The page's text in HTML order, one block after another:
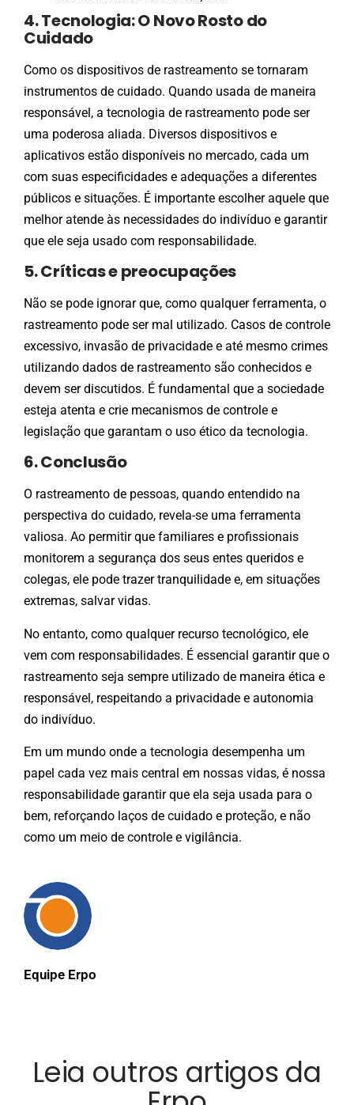
Equipe Erpo
4. Tecnologia: O Novo Rosto do
Cuidado
Como os dispositivos de rastreamento se tornaram
instrumentos de cuidado. Quando usada de maneira
responsável, a tecnologia de rastreamento pode ser
uma poderosa aliada. Diversos dispositivos e
aplicativos estão disponíveis no mercado, cada um
com suas especificidades e adequações a diferentes
públicos e situações. É importante escolher aquele que
melhor atende às necessidades do indivíduo e garantir
que ele seja usado com responsabilidade.
5. Críticas e preocupações
Não se pode ignorar que, como qualquer ferramenta, o
rastreamento pode ser mal utilizado. Casos de controle
excessivo, invasão de privacidade e até mesmo crimes
utilizando dados de rastreamento são conhecidos e
devem ser discutidos. É fundamental que a sociedade
esteja atenta e crie mecanismos de controle e
legislação que garantam o uso ético da tecnologia.
6. Conclusão
O rastreamento de pessoas, quando entendido na
perspectiva do cuidado, revela-se uma ferramenta
valiosa. Ao permitir que familiares e profissionais
monitorem a segurança dos seus entes queridos e
colegas, ele pode trazer tranquilidade e, em situações
extremas, salvar vidas.
No entanto, como qualquer recurso tecnológico, ele
vem com responsabilidades. É essencial garantir que o
rastreamento seja sempre utilizado de maneira ética e
responsável, respeitando a privacidade e autonomia
do indivíduo.
Em um mundo onde a tecnologia desempenha um
papel cada vez mais central em nossas vidas, é nossa
responsabilidade garantir que ela seja usada para o
bem, reforçando laços de cuidado e proteção, e não
como um meio de controle e vigilância.
Leia outros artigos da